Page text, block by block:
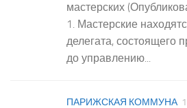
мастерских
1. Мастерские
делегата, состоящего
до управлению...
ПАРИЖСКАЯ КОММУНА